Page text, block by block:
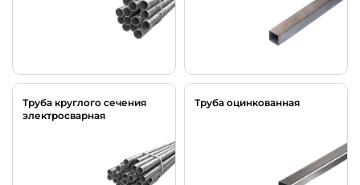
Труба круглого сечения
электросварная
Труба оцинкованная